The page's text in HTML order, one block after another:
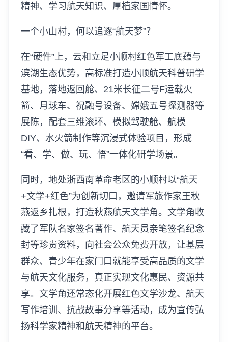
精神、学习航天知识、厚植家国情怀。
一个小山村，何以追逐“航天梦”？
在“硬件”上，云和立足小顺村红色军工底蕴与
滨湖生态优势，高标准打造小顺航天科普研学
基地，落地返回舱、21米长征二号F运载火
箭、月球车、祝融号设备、嫦娥五号探测器等
展陈，配套三维滚环、模拟驾驶舱、航模
DIY、水火箭制作等沉浸式体验项目，形成
“看、学、做、玩、悟”一体化研学场景。
同时，地处浙西南革命老区的小顺村以“航天
+文学+红色”为创新切口，邀请军旅作家王秋
燕返乡扎根，打造秋燕航天文学角。文学角收
藏了军队名家签名著作、航天员亲笔签名纪念
封等珍贵资料，向社会公众免费开放，让基层
群众、青少年在家门口就能享受高品质的文学
与航天文化服务，真正实现文化惠民、资源共
享。文学角还常态化开展红色文学沙龙、航天
写作培训、抗战故事分享等活动，成为宣传弘
扬科学家精神和航天精神的平台。